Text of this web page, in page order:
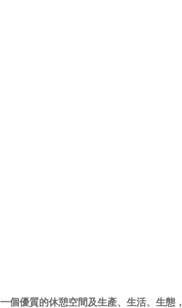
個優質的休憩空間及生產、生活、生態，